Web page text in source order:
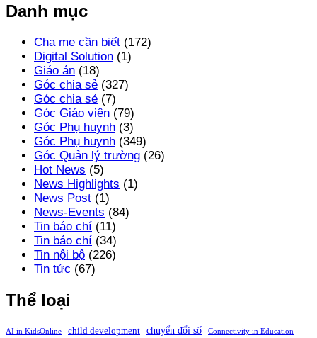
Danh mục
Cha mẹ cần biết (172)
Digital Solution (1)
Giáo án (18)
Góc chia sẻ (327)
Góc chia sẻ (7)
Góc Giáo viên (79)
Góc Phụ huynh (3)
Góc Phụ huynh (349)
Góc Quản lý trường (26)
Hot News (5)
News Highlights (1)
News Post (1)
News-Events (84)
Tin báo chí (11)
Tin báo chí (34)
Tin nội bộ (226)
Tin tức (67)
Thể loại
AI in KidsOnline child development chuyển đổi số
Connectivity in Education